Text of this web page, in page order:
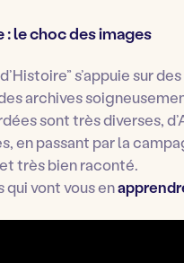
le choc des images
s’appuie sur des
archives
sont très diverses,
en passant par la
très bien raconté.
vont vous en